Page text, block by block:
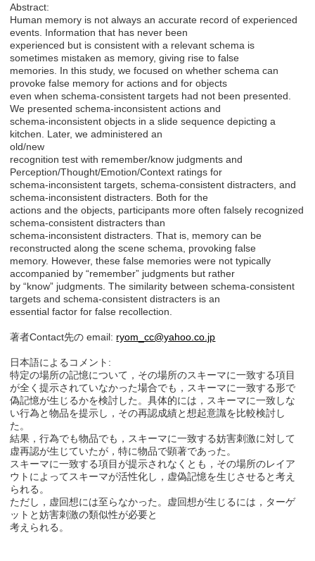
Abstract:
Human memory is not always an accurate record of experienced
events. Information that has never been
experienced but is consistent with a relevant schema is
sometimes mistaken as memory, giving rise to false
memories. In this study, we focused on whether schema can
provoke false memory for actions and for objects
even when schema-consistent targets had not been presented.
We presented schema-inconsistent actions and
schema-inconsistent objects in a slide sequence depicting a
kitchen. Later, we administered an
old/new
recognition test with remember/know judgments and
Perception/Thought/Emotion/Context ratings for
schema-inconsistent targets, schema-consistent distracters, and
schema-inconsistent distracters. Both for the
actions and the objects, participants more often falsely recognized
schema-consistent distracters than
schema-inconsistent distracters. That is, memory can be
reconstructed along the scene schema, provoking false
memory. However, these false memories were not typically
accompanied by “remember” judgments but rather
by “know” judgments. The similarity between schema-consistent
targets and schema-consistent distracters is an
essential factor for false recollection.
著者Contact先の email: ryom_cc@yahoo.co.jp
日本語によるコメント:
特定の場所の記憶について，その場所のスキーマに一致する項目
が全く提示されていなかった場合でも，スキーマに一致する形で
偽記憶が生じるかを検討した。具体的には，スキーマに一致しな
い行為と物品を提示し，その再認成績と想起意識を比較検討し
た。
結果，行為でも物品でも，スキーマに一致する妨害刺激に対して
虚再認が生じていたが，特に物品で顕著であった。
スキーマに一致する項目が提示されなくとも，その場所のレイア
ウトによってスキーマが活性化し，虚偽記憶を生じさせると考え
られる。
ただし，虚回想には至らなかった。虚回想が生じるには，ターゲ
ットと妨害刺激の類似性が必要と
考えられる。